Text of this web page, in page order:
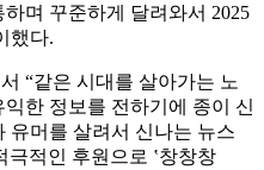
며 꾸준하게 달려와서 2025
했다.
“같은 시대를 살아가는 노
한 정보를 전하기에 종이 신
유머를 살려서 신나는 뉴스
극적인 후원으로 ‛창창창